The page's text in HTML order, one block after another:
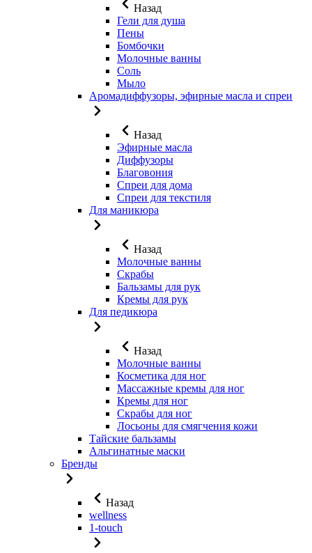
Назад
Гели для душа
Пены
Бомбочки
Молочные ванны
Соль
Мыло
Аромадиффузоры, эфирные масла и спреи
Назад
Эфирные масла
Диффузоры
Благовония
Спреи для дома
Спреи для текстиля
Для маникюра
Назад
Молочные ванны
Скрабы
Бальзамы для рук
Кремы для рук
Для педикюра
Назад
Молочные ванны
Косметика для ног
Массажные кремы для ног
Кремы для ног
Скрабы для ног
Лосьоны для смягчения кожи
Тайские бальзамы
Альгинатные маски
Бренды
Назад
wellness
1-touch